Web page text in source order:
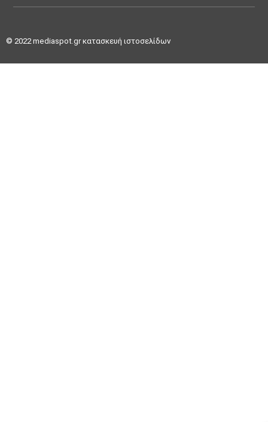
© 2022mediaspot.gr κατασκευή ιστοσελίδων